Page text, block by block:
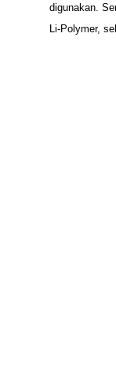
digunakan.
Li-Polymer,